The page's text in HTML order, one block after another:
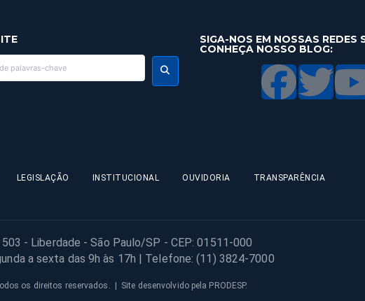
SIGA-NOS EM NOSSAS REDES
CONHEÇA NOSSO BLOG:
LEGISLAÇÃO INSTITUCIONAL OUVIDORIA TRANSPARÊNCIA
503 - Liberdade - São Paulo/SP - CEP: 01511-000
a sexta das 9h às 17h | Telefone: (11) 3824-7000
os direitos reservados. | Site desenvolvido pela PRODESP.